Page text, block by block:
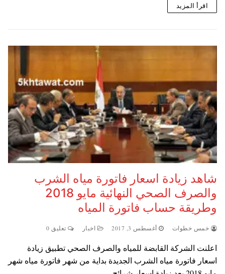
اقرأ المزيد
شاهد زيادة اسعار فاتورة مياه الشرب
والصرف الصحي النهائية مايو 2018
وطريقة حساب فاتورة المياه
خمس خطوات أغسطس 3, 2017 اخبار تعليق 0
اعلنت الشركة القابضة للمياه والصرف الصحي تطبيق زيادة
اسعار فاتورة مياه الشرب الجديدة بداية من شهر فاتورة مياه شهر